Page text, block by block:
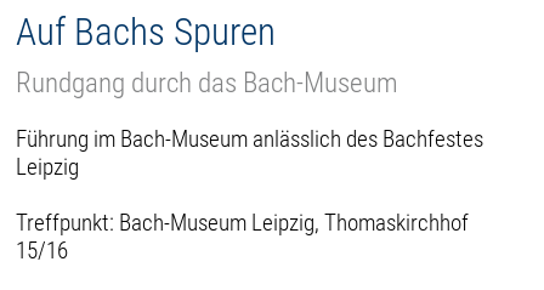
Auf Bachs Spuren
Rundgang durch das Bach-Museum
Führung im Bach-Museum anlässlich des Bachfestes
Leipzig
Treffpunkt: Bach-Museum Leipzig, Thomaskirchhof
15/16